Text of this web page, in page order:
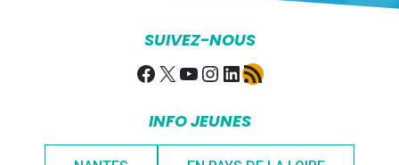
SUIVEZ-NOUS
Facebook
X YouTube
Instagram
LinkedIn
Flux RSS
INFO JEUNES